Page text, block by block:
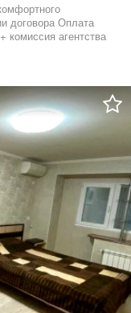
договора Оплата
комиссия агентства